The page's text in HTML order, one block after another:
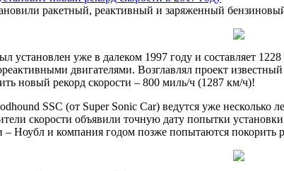
ракетный, реактивный и заряженный
установлен уже в далеком 1997 году и составляет
двигателями. Возглавлял проект
новый рекорд скорости – 800 миль/ч (1287 км/ч)!
SSC (от Super Sonic Car) ведутся уже несколько
скорости объявили точную дату попытки
– Ноубл и компания годом позже попытаются покорить